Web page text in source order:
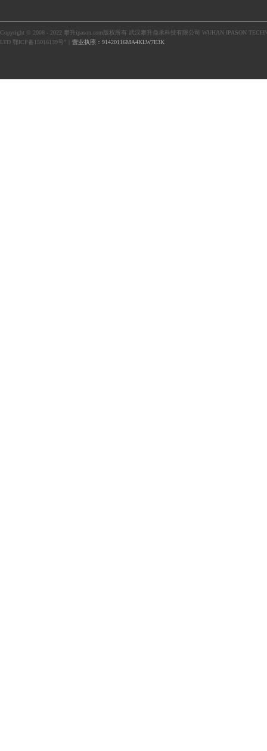
Copyright © 2008 - 2022 攀升ipason.com版权所有 武汉攀升鼎承科技有限公司 WUHAN IPASON
LTD 鄂ICP备15016139号"｜ 营业执照：91420116MA4KLW7E3K